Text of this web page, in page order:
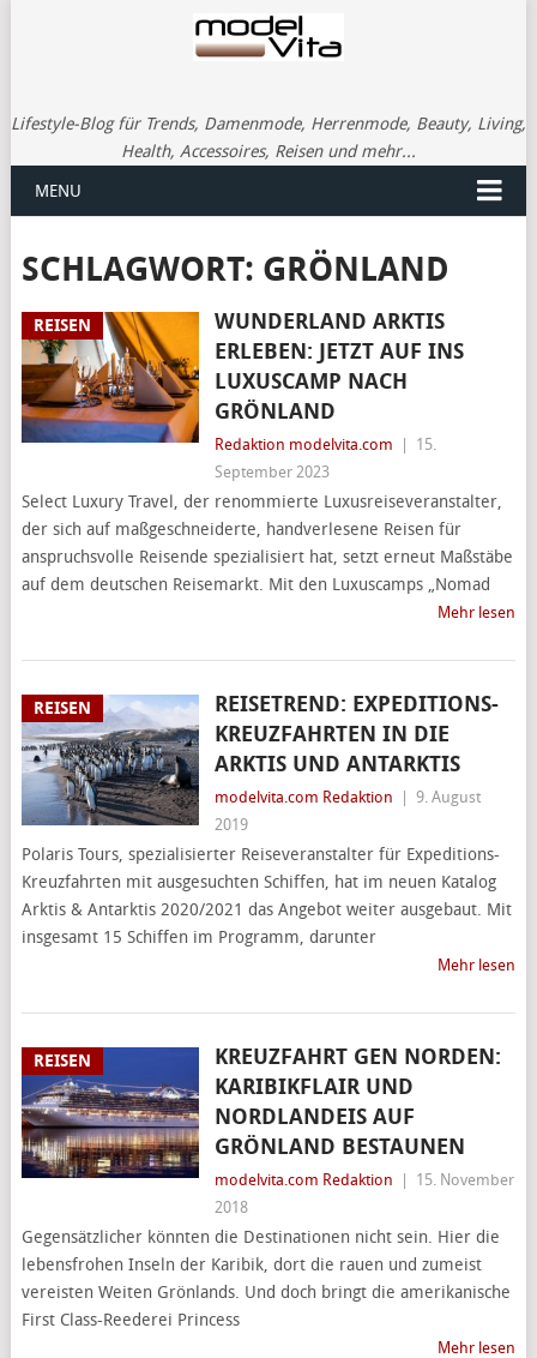
Lifestyle-Blog für Trends, Damenmode, Herrenmode, Beauty, Living,
Health, Accessoires, Reisen und mehr...
MENU
SCHLAGWORT: GRÖNLAND
REISEN
WUNDERLAND ARKTIS
ERLEBEN: JETZT AUF INS
LUXUSCAMP NACH
GRÖNLAND
Redaktion modelvita.com
15.
September 2023
Select Luxury Travel, der renommierte Luxusreiseveranstalter,
der sich auf maßgeschneiderte, handverlesene Reisen für
anspruchsvolle Reisende spezialisiert hat, setzt erneut Maßstäbe
auf dem deutschen Reisemarkt. Mit den Luxuscamps „Nomad
Mehr lesen
REISEN
REISETREND: EXPEDITIONS-
KREUZFAHRTEN IN DIE
ARKTIS UND ANTARKTIS
modelvita.com Redaktion
9. August
2019
Polaris Tours, spezialisierter Reiseveranstalter für Expeditions-
Kreuzfahrten mit ausgesuchten Schiffen, hat im neuen Katalog
Arktis & Antarktis 2020/2021 das Angebot weiter ausgebaut. Mit
insgesamt 15 Schiffen im Programm, darunter
Mehr lesen
REISEN
KREUZFAHRT GEN NORDEN:
KARIBIKFLAIR UND
NORDLANDEIS AUF
GRÖNLAND BESTAUNEN
modelvita.com Redaktion
15. November
2018
Gegensätzlicher könnten die Destinationen nicht sein. Hier die
lebensfrohen Inseln der Karibik, dort die rauen und zumeist
vereisten Weiten Grönlands. Und doch bringt die amerikanische
First Class-Reederei Princess
Mehr lesen